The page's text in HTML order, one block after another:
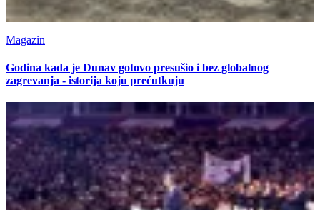
Magazin
Godina kada je Dunav gotovo presušio i bez globalnog
zagrevanja - istorija koju prećutkuju